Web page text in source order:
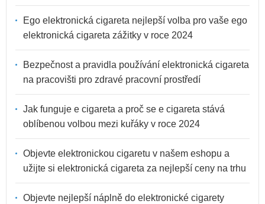
Ego elektronická cigareta nejlepší volba pro vaše ego
elektronická cigareta zážitky v roce 2024
Bezpečnost a pravidla používání elektronická cigareta
na pracovišti pro zdravé pracovní prostředí
Jak funguje e cigareta a proč se e cigareta stává
oblíbenou volbou mezi kuřáky v roce 2024
Objevte elektronickou cigaretu v našem eshopu a
užijte si elektronická cigareta za nejlepší ceny na trhu
Objevte nejlepší náplně do elektronické cigarety